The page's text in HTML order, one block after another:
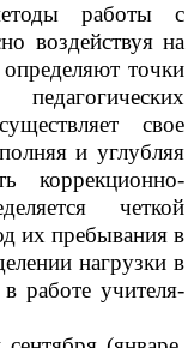
работы с
воздействуя на
точки
свое
и углубляя
коррекционно-
четкой
их пребывания в
нагрузки в
работе учителя-